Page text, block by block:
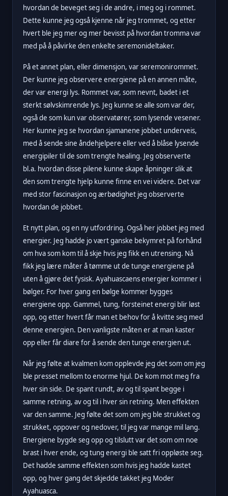
hvordan de beveget seg i de andre, i meg og i rommet.
Dette kunne jeg også kjenne når jeg trommet, og etter
hvert ble jeg mer og mer bevisst på hvordan tromma var
med på å påvirke den enkelte seremonideltaker.
På et annet plan, eller dimensjon, var seremonirommet.
Der kunne jeg observere energiene på en annen måte,
der var energi lys. Rommet var, som nevnt, badet i et
sterkt sølvskimrende lys. Jeg kunne se alle som var der,
også de som kun var observatører, som lysende vesener.
Her kunne jeg se hvordan sjamanene jobbet underveis,
med å sende sine åndehjelpere eller ved å blåse lysende
energipiler til de som trengte healing. Jeg observerte
bl.a. hvordan disse pilene kunne skape åpninger slik at
den som trengte hjelp kunne finne en vei videre. Det var
med stor fascinasjon og ærbødighet jeg observerte
hvordan de jobbet.
Et nytt plan, og en ny utfordring. Også her jobbet jeg med
energier. Jeg hadde jo vært ganske bekymret på forhånd
om hva som kom til å skje hvis jeg fikk en utrensing. Nå
fikk jeg lære måter å tømme ut de tunge energiene på
uten å gjøre det fysisk. Ayahuascaens energier kommer i
bølger. For hver gang en bølge kommer bygges
energiene opp. Gammel, tung, forsteinet energi blir løst
opp, og etter hvert får man et behov for å kvitte seg med
denne energien. Den vanligste måten er at man kaster
opp eller får diare for å sende den tunge energien ut.
Når jeg følte at kvalmen kom opplevde jeg det som om jeg
ble presset mellom to enorme hjul. De kom mot meg fra
hver sin side. De spant rundt, av og til spant begge i
samme retning, av og til i hver sin retning. Men effekten
var den samme. Jeg følte det som om jeg ble strukket og
strukket, oppover og nedover, til jeg var mange mil lang.
Energiene bygde seg opp og tilslutt var det som om noe
brast i hver ende, og tung energi ble satt fri oppløste seg.
Det hadde samme effekten som hvis jeg hadde kastet
opp, og hver gang det skjedde takket jeg Moder
Ayahuasca.